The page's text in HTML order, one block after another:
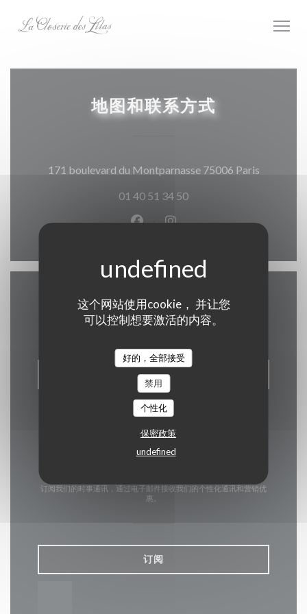
这个网站使用cookie， 并让您
可以控制想要激活的内容。
好的，全部接受
禁用
个性化
保密政策
undefined
地图和联系方式
171 boulevard du Montparnasse 75006 Paris((在新窗
01 40 51 34 50
Facebook ((在新窗口中打开))
Instagram ((在新窗口中
联系我们
预订餐位
订阅我们的时事通讯，通过电子邮件接收我们的个性化通讯和营销优
惠。
订阅